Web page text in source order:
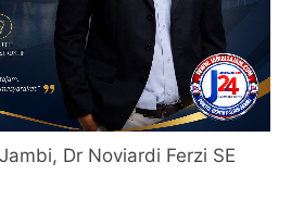
Dr Noviardi Ferzi SE